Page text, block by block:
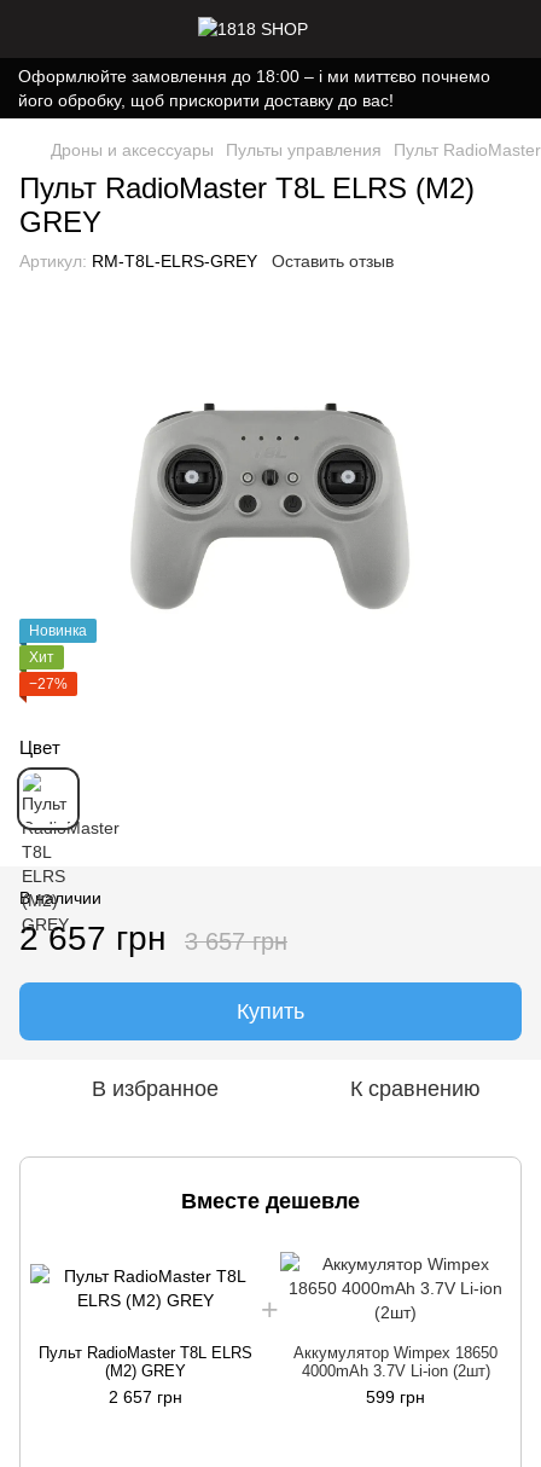
Оформлюйте замовлення до 18:00 – і ми миттєво почнемо
його обробку, щоб прискорити доставку до вас!
Дроны и аксессуары Пульты управления Пульт
Пульт RadioMaster T8L ELRS (M2)
GREY
Артикул: RM-T8L-ELRS-GREY Оставить отзыв
Новинка
Хит
−27%
Цвет
В наличии
2 657 грн 3 657 грн
Купить
В избранное К сравнению
Вместе дешевле
Пульт RadioMaster T8L ELRS
(M2) GREY
2 657 грн
Аккумулятор Wimpex 18650
4000mAh 3.7V Li-ion (2шт)
599 грн